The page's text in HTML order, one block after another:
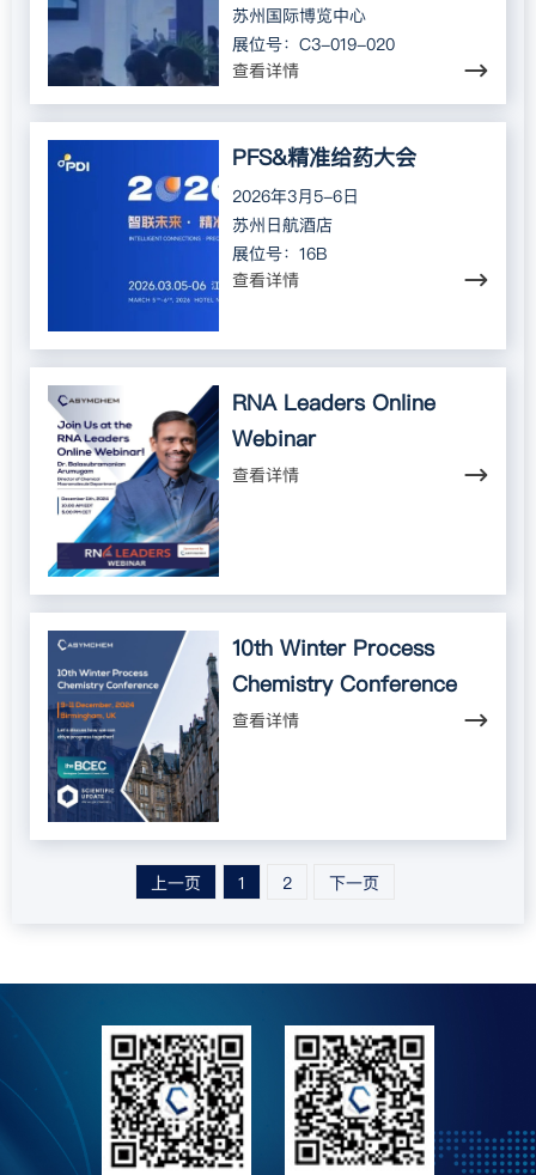
苏州国际博览中心
展位号：C3-019-020
查看详情
PFS&精准给药大会
2026年3月5-6日
苏州日航酒店
展位号：16B
查看详情
RNA Leaders Online
Webinar
查看详情
10th Winter Process
Chemistry Conference
查看详情
上一页 1 2 下一页